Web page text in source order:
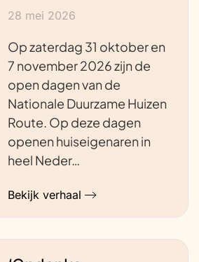
28 mei 2026
Op zaterdag 31 oktober en
7 november 2026 zijn de
open dagen van de
Nationale Duurzame Huizen
Route. Op deze dagen
openen huiseigenaren in
heel Neder…
Bekijk verhaal